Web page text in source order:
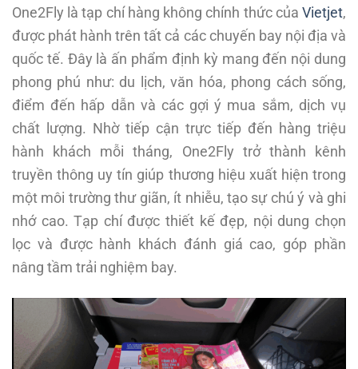
One2Fly là tạp chí hàng không chính thức của Vietjet,
được phát hành trên tất cả các chuyến bay nội địa và
quốc tế. Đây là ấn phẩm định kỳ mang đến nội dung
phong phú như: du lịch, văn hóa, phong cách sống,
điểm đến hấp dẫn và các gợi ý mua sắm, dịch vụ
chất lượng. Nhờ tiếp cận trực tiếp đến hàng triệu
hành khách mỗi tháng, One2Fly trở thành kênh
truyền thông uy tín giúp thương hiệu xuất hiện trong
một môi trường thư giãn, ít nhiễu, tạo sự chú ý và ghi
nhớ cao. Tạp chí được thiết kế đẹp, nội dung chọn
lọc và được hành khách đánh giá cao, góp phần
nâng tầm trải nghiệm bay.